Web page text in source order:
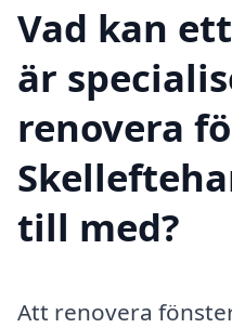
Vad kan
är
renovera
till med?
Att renovera